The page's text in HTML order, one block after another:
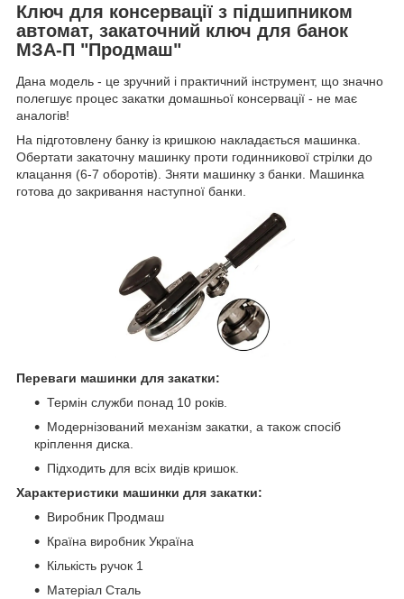
Ключ для консервації з підшипником
автомат, закаточний ключ для банок
МЗА-П "Продмаш"
Дана модель - це зручний і практичний інструмент, що значно
полегшує процес закатки домашньої консервації - не має
аналогів!
На підготовлену банку із кришкою накладається машинка.
Обертати закаточну машинку проти годинникової стрілки до
клацання (6-7 оборотів). Зняти машинку з банки. Машинка
готова до закривання наступної банки.
Переваги машинки для закатки:
Термін служби понад 10 років.
Модернізований механізм закатки, а також спосіб
кріплення диска.
Підходить для всіх видів кришок.
Характеристики машинки для закатки:
Виробник Продмаш
Країна виробник Україна
Кількість ручок 1
Матеріал Сталь